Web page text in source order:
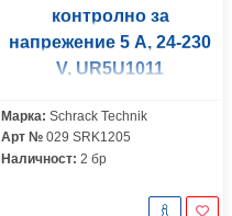
контролно за
напрежение 5 A, 24-230
V, UR5U1011
Марка: Schrack Technik
Арт № 029 SRK1205
Наличност: 2 бр